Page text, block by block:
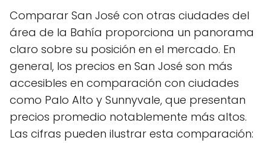
Comparar San José con otras ciudades del
área de la Bahía proporciona un panorama
claro sobre su posición en el mercado. En
general, los precios en San José son más
accesibles en comparación con ciudades
como Palo Alto y Sunnyvale, que presentan
precios promedio notablemente más altos.
Las cifras pueden ilustrar esta comparación: